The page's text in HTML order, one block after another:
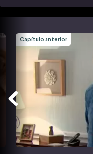
Capítulo anterior